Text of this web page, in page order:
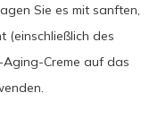
Sie es mit sanften,
(einschließlich des
Creme auf das